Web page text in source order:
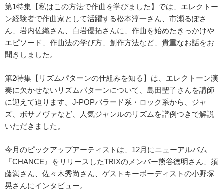
第1特集【私はこの方法で作曲を学びました】では、エレクトー
ン経験者で作曲家として活躍する松本淳一さん、市瀬るぽさ
ん、岩内佐織さん、白岩優拓さんに、作曲を始めたきっかけや
エピソード、作曲法の学び方、創作方法など、貴重なお話をお
聞きしました。
第2特集【リズムパターンの仕組みを知る】は、エレクトーン演
奏に欠かせないリズムパターンについて、島田聖子さんを講師
に迎えて迫ります。J-POPバラード系・ロック系から、ジャ
ズ、ボサノヴァなど、人気ジャンルのリズムを譜例つきで解説
いただきました。
今月のピックアップアーティストは、12月にニューアルバム
『CHANCE』をリリースしたTRIXのメンバー熊谷徳明さん、須
藤満さん、佐々木秀尚さん、ゲストキーボーディストの小野塚
晃さんにインタビュー。